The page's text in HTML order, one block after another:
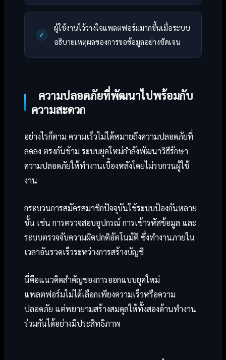
ผู้ใช้งานไว้วางใจแพลตฟอร์มมากขึ้นเมื่อระบบ
อธิบายเหตุผลของการขอข้อมูลอย่างชัดเจน
ความปลอดภัยที่พัฒนาไปพร้อมกับ
ความสะดวก
อย่างไรก็ตาม ความเร็วไม่ได้หมายถึงความปลอดภัยที่
ลดลง ตรงกันข้าม ระบบยุคใหม่กำลังพัฒนาวิธีรักษา
ความปลอดภัยให้ทำงานเบื้องหลังโดยไม่รบกวนผู้ใช้
งาน
กระบวนการสมัครสมาชิกปัจจุบันใช้ระบบป้องกันหลาย
ชั้น เช่น การตรวจสอบอุปกรณ์ การเข้ารหัสข้อมูล และ
ระบบตรวจจับความผิดปกติอัตโนมัติ ซึ่งทำงานภายใน
เวลาอันรวดเร็วระหว่างการสร้างบัญชี
นี่คือแนวคิดสำคัญของการออกแบบยุคใหม่
แพลตฟอร์มไม่ได้เลือกเพียงความเร็วหรือความ
ปลอดภัย แต่พยายามสร้างสมดุลให้ทั้งสองด้านทำงาน
ร่วมกันได้อย่างมีประสิทธิภาพ